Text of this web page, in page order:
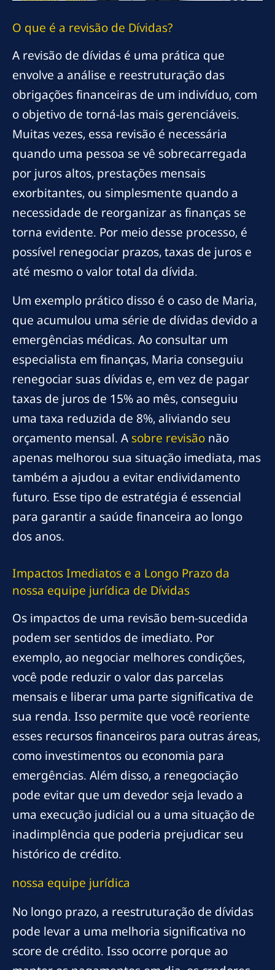
O que é a revisão de Dívidas?
A revisão de dívidas é uma prática que
envolve a análise e reestruturação das
obrigações financeiras de um indivíduo, com
o objetivo de torná-las mais gerenciáveis.
Muitas vezes, essa revisão é necessária
quando uma pessoa se vê sobrecarregada
por juros altos, prestações mensais
exorbitantes, ou simplesmente quando a
necessidade de reorganizar as finanças se
torna evidente. Por meio desse processo, é
possível renegociar prazos, taxas de juros e
até mesmo o valor total da dívida.
Um exemplo prático disso é o caso de Maria,
que acumulou uma série de dívidas devido a
emergências médicas. Ao consultar um
especialista em finanças, Maria conseguiu
renegociar suas dívidas e, em vez de pagar
taxas de juros de 15% ao mês, conseguiu
uma taxa reduzida de 8%, aliviando seu
orçamento mensal. Asobre revisão não
apenas melhorou sua situação imediata, mas
também a ajudou a evitar endividamento
futuro. Esse tipo de estratégia é essencial
para garantir a saúde financeira ao longo
dos anos.
Impactos Imediatos e a Longo Prazo da
nossa equipe jurídica de Dívidas
Os impactos de uma revisão bem-sucedida
podem ser sentidos de imediato. Por
exemplo, ao negociar melhores condições,
você pode reduzir o valor das parcelas
mensais e liberar uma parte significativa de
sua renda. Isso permite que você reoriente
esses recursos financeiros para outras áreas,
como investimentos ou economia para
emergências. Além disso, a renegociação
pode evitar que um devedor seja levado a
uma execução judicial ou a uma situação de
inadimplência que poderia prejudicar seu
histórico de crédito.
nossa equipe jurídica
No longo prazo, a reestruturação de dívidas
pode levar a uma melhoria significativa no
score de crédito. Isso ocorre porque ao